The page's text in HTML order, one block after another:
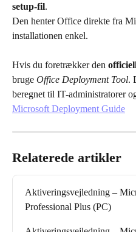
setup-fil.
Den henter Office direkte fra
installationen enkel.
Hvis du foretrækker den
bruge Office Deployment Tool.
beregnet til IT-administratorer
Microsoft Deployment Guide
Relaterede artikler
Aktiveringsvejledning –
Professional Plus (PC)